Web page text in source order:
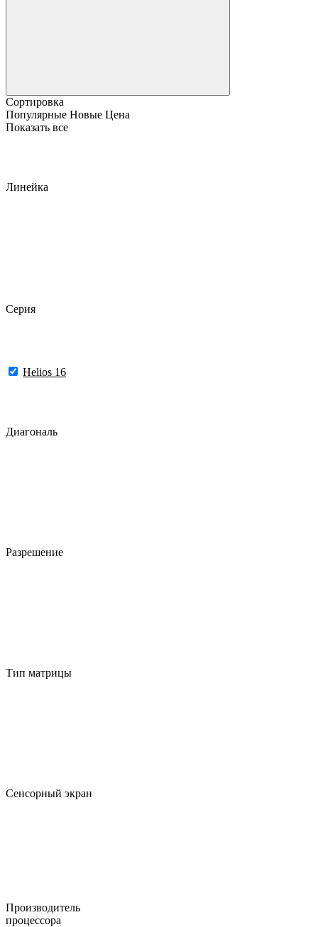
Сортировка
Популярные Новые Цена
Показать все
Линейка
Серия
Helios 16
Диагональ
Разрешение
Тип матрицы
Сенсорный экран
Производитель
процессора